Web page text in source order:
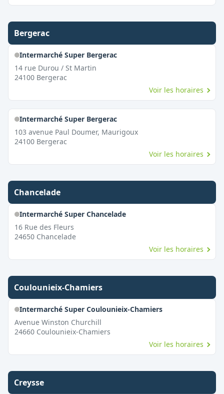
Bergerac
Intermarché Super Bergerac
14 rue Durou / St Martin
24100 Bergerac
Voir les horaires
Intermarché Super Bergerac
103 avenue Paul Doumer, Maurigoux
24100 Bergerac
Voir les horaires
Chancelade
Intermarché Super Chancelade
16 Rue des Fleurs
24650 Chancelade
Voir les horaires
Coulounieix-Chamiers
Intermarché Super Coulounieix-Chamiers
Avenue Winston Churchill
24660 Coulounieix-Chamiers
Voir les horaires
Creysse